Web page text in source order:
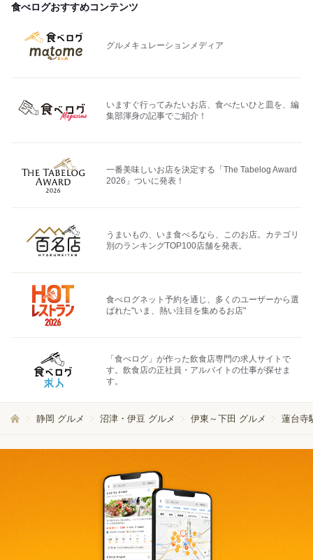
食べログおすすめコンテンツ
グルメキュレーションメディア
いますぐ行ってみたいお店、食べたいひと皿を、編
集部渾身の記事でご紹介！
一番美味しいお店を決定する「The Tabelog Award
2026」ついに発表！
うまいもの、いま食べるなら、このお店。カテゴリ
別のランキングTOP100店舗を発表。
食べログネット予約を通じ、多くのユーザーから選
ばれた"いま、熱い注目を集めるお店"
「食べログ」が作った飲食店専門の求人サイトで
す。飲食店の正社員・アルバイトの仕事が探せま
す。
静岡 グルメ 沼津・伊豆 グルメ 伊東～下田 グルメ 蓮台寺